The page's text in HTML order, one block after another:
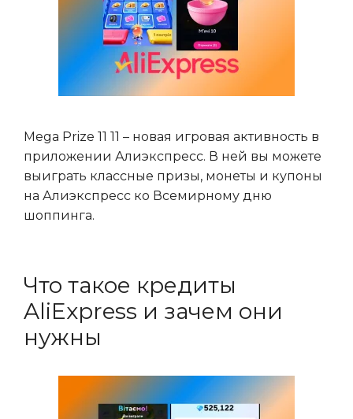
Mega Prize 11 11 – новая игровая активность в
приложении Алиэкспресс. В ней вы можете
выиграть классные призы, монеты и купоны
на Алиэкспресс ко Всемирному дню
шоппинга.
Что такое кредиты
AliExpress и зачем они
нужны